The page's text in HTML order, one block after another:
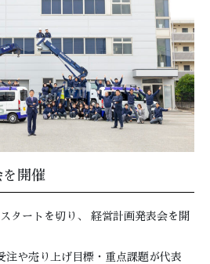
開催
タートを切り、 経営計画発表会を開
注や売り上げ目標・重点課題が代表